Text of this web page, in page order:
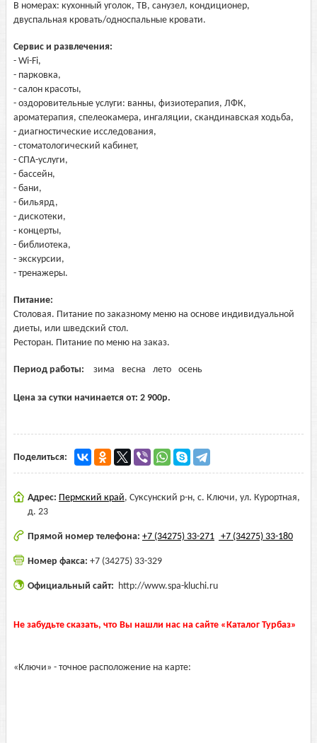
В номерах: кухонный уголок, ТВ, санузел, кондиционер,
двуспальная кровать/односпальные кровати.
Сервис и развлечения:
- Wi-Fi,
- парковка,
- салон красоты,
- оздоровительные услуги: ванны, физиотерапия, ЛФК,
ароматерапия, спелеокамера, ингаляции, скандинавская ходьба,
- диагностические исследования,
- стоматологический кабинет,
- СПА-услуги,
- бассейн,
- бани,
- бильярд,
- дискотеки,
- концерты,
- библиотека,
- экскурсии,
- тренажеры.
Питание:
Столовая. Питание по заказному меню на основе индивидуальной
диеты, или шведский стол.
Ресторан. Питание по меню на заказ.
Период работы: зима весна лето осень
Цена за сутки начинается от: 2 900р.
Поделиться:
Адрес: Пермский край, Суксунский р-н, с. Ключи, ул. Курортная,
д. 23
Прямой номер телефона: +7 (34275) 33-271 +7 (34275) 33-180
Номер факса: +7 (34275) 33-329
Официальный сайт: http://www.spa-kluchi.ru
Не забудьте сказать, что Вы нашли нас на сайте «Каталог Турбаз»
«Ключи» - точное расположение на карте: